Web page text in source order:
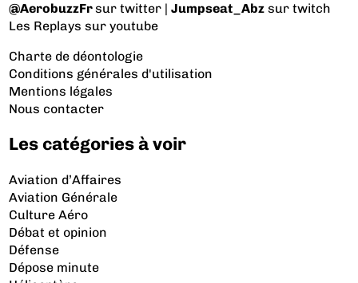
@AerobuzzFrsur twitter |Jumpseat_Abz sur twitch
Les Replays sur youtube
Charte de déontologie
Conditions générales d'utilisation
Mentions légales
Nous contacter
Les catégories à voir
Aviation d’Affaires
Aviation Générale
Culture Aéro
Débat et opinion
Défense
Dépose minute